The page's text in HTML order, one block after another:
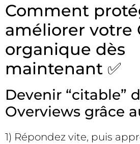
Comment
améliorer votre
organique dès
maintenant ✅
Devenir “citable”
Overviews grâce
1) Répondez vite, puis